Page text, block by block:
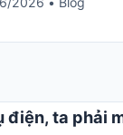
ta phải